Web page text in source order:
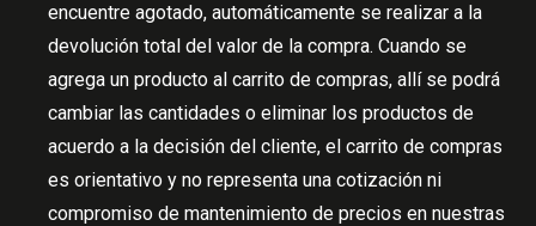
encuentre agotado, automáticamente se realizar a la
devolución total del valor de la compra. Cuando se
agrega un producto al carrito de compras, allí se podrá
cambiar las cantidades o eliminar los productos de
acuerdo a la decisión del cliente, el carrito de compras
es orientativo y no representa una cotización ni
compromiso de mantenimiento de precios en nuestras